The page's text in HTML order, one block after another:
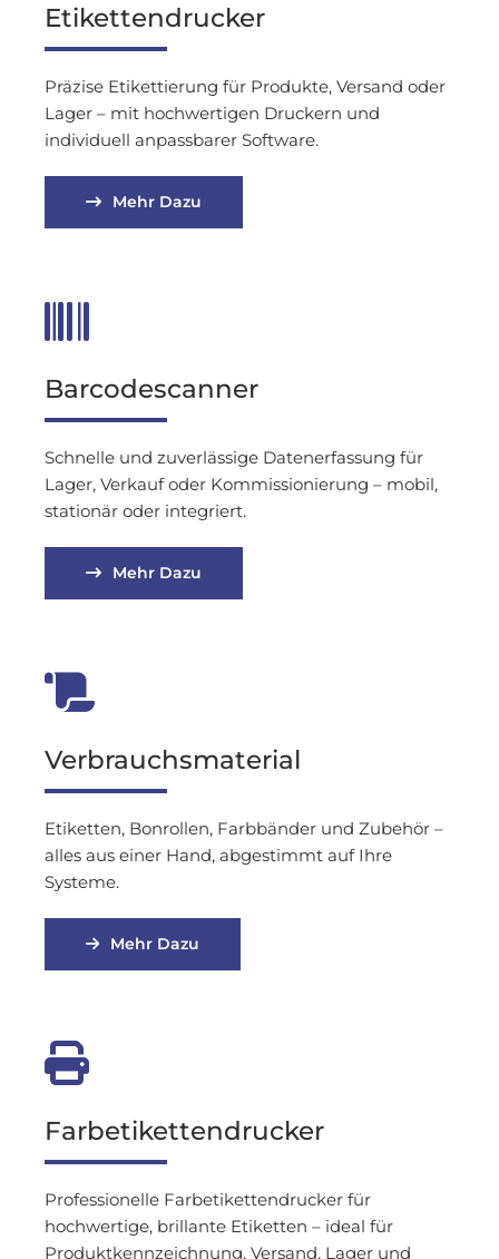
Etikettendrucker
Präzise Etikettierung für Produkte, Versand oder
Lager – mit hochwertigen Druckern und
individuell anpassbarer Software.
Mehr Dazu
Barcodescanner
Schnelle und zuverlässige Datenerfassung für
Lager, Verkauf oder Kommissionierung – mobil,
stationär oder integriert.
Mehr Dazu

Verbrauchsmaterial
Etiketten, Bonrollen, Farbbänder und Zubehör –
alles aus einer Hand, abgestimmt auf Ihre
Systeme.
Mehr Dazu

Farbetikettendrucker
Professionelle Farbetikettendrucker für
hochwertige, brillante Etiketten – ideal für
Produktkennzeichnung, Versand, Lager und